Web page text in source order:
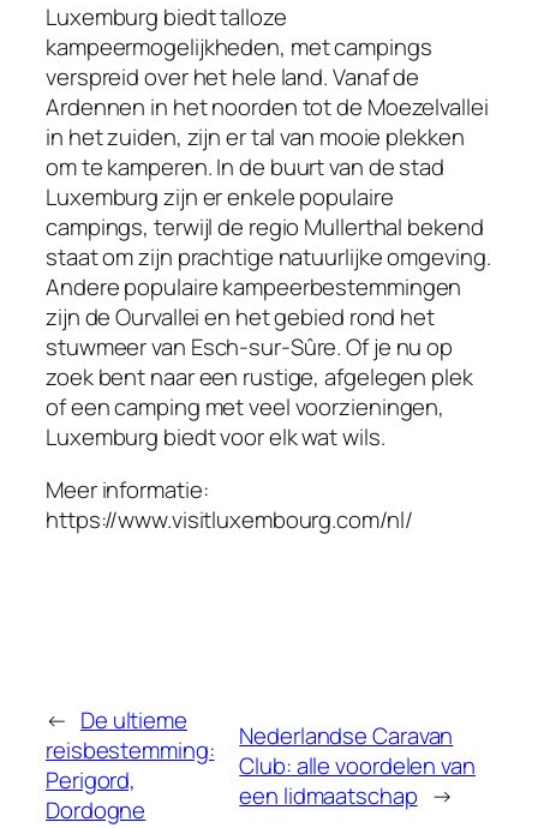
Luxemburg biedt talloze
kampeermogelijkheden, met campings
verspreid over het hele land. Vanaf de
Ardennen in het noorden tot de Moezelvallei
in het zuiden, zijn er tal van mooie plekken
om te kamperen. In de buurt van de stad
Luxemburg zijn er enkele populaire
campings, terwijl de regio Mullerthal bekend
staat om zijn prachtige natuurlijke omgeving.
Andere populaire kampeerbestemmingen
zijn de Ourvallei en het gebied rond het
stuwmeer van Esch-sur-Sûre. Of je nu op
zoek bent naar een rustige, afgelegen plek
of een camping met veel voorzieningen,
Luxemburg biedt voor elk wat wils.
Meer informatie:
https://www.visitluxembourg.com/nl/
← De ultieme
reisbestemming:
Perigord,
Dordogne
Nederlandse Caravan
Club: alle voordelen van
een lidmaatschap →